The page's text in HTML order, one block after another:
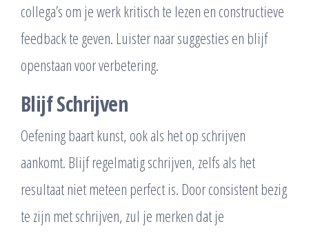
collega’s om je werk kritisch te lezen en constructieve
feedback te geven. Luister naar suggesties en blijf
openstaan voor verbetering.
Blijf Schrijven
Oefening baart kunst, ook als het op schrijven
aankomt. Blijf regelmatig schrijven, zelfs als het
resultaat niet meteen perfect is. Door consistent bezig
te zijn met schrijven, zul je merken dat je